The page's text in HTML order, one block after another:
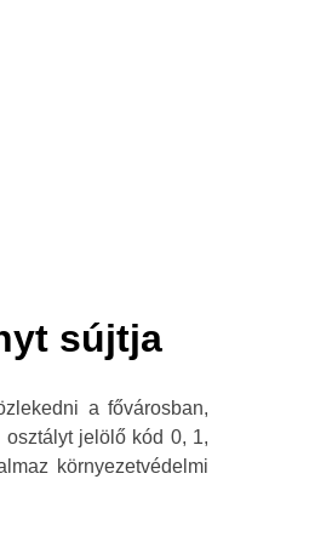
sújtja
a fővárosban,
jelölő kód 0, 1,
környezetvédelmi